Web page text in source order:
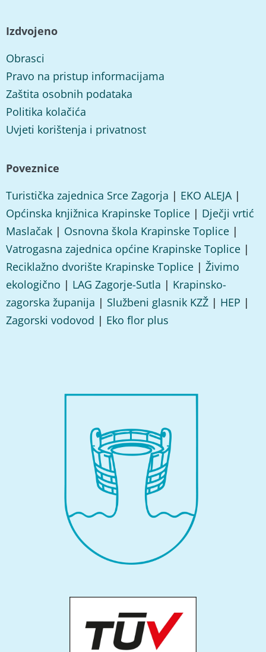
Izdvojeno
Obrasci
Pravo na pristup informacijama
Zaštita osobnih podataka
Politika kolačića
Uvjeti korištenja i privatnost
Poveznice
Turistička zajednica Srce Zagorja | EKO ALEJA|
Općinska knjižnica Krapinske Toplice | Dječji vrtić
Maslačak | Osnovna škola Krapinske Toplice |
Vatrogasna zajednica općine Krapinske Toplice |
Reciklažno dvorište Krapinske Toplice | Živimo
ekologično | LAG Zagorje-Sutla | Krapinsko-
zagorska županija | Službeni glasnik KZŽ | HEP |
Zagorski vodovod | Eko flor plus